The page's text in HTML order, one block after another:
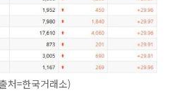
처=한국거래소)